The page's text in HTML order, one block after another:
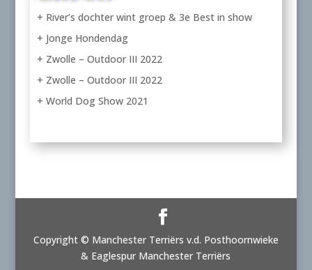
+ River’s dochter wint groep & 3e Best in show
+ Jonge Hondendag
+ Zwolle – Outdoor III 2022
+ Zwolle – Outdoor III 2022
+ World Dog Show 2021
Copyright © Manchester Terriërs v.d. Posthoornwieke
& Eaglespur Manchester Terriërs